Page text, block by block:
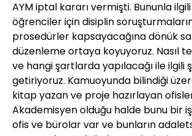
AYM iptal kararı vermişti. Bununla
öğrenciler için disiplin
prosedürler kapsayacağına dönük
düzenleme ortaya koyuyoruz. Nasıl
ve hangi şartlarda yapılacağı ile ilgili
getiriyoruz. Kamuoyunda bilindiği
kitap yazan ve proje hazırlayan
Akademisyen olduğu halde bunu bir
ofis ve bürolar var ve bunların